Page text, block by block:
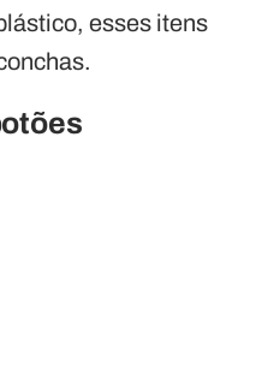
esses itens